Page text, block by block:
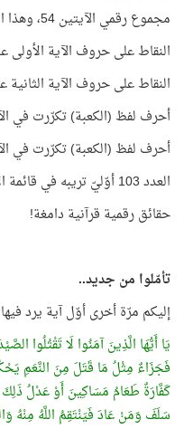
مجموع رقمي الآيتين 54، وهذا العدد =
النقاط على حروف الآية الأولى عددها 108 نقطة،
النقاط على حروف الآية الثانية عددها 108 نقطة،
أحرف لفظ (الكعبة) تكرّرت في
أحرف لفظ (الكعبة) تكرّرت في
العدد 103 أوّليّ تريبه في قائمة الأعداد الأوّليّة رقم
حقائق رقمية قرآنية دامغة!
تأمّلوا من جديد..
إليكم مرّة أخرى أوّل آية يرد
يَا أَيُّهَا الَّذِينَ آمَنُوا لَا تَقْتُلُوا
فَجَزَاءٌ مِثْلُ مَا قَتَلَ مِنَ النَّعَمِ
كَفَّارَةٌ طَعَامُ مَسَاكِينَ أَوْ عَدْلُ ذَلِكَ
سَلَفَ وَمَنْ عَادَ فَيَنْتَقِمُ اللَّهُ مِنْهُ